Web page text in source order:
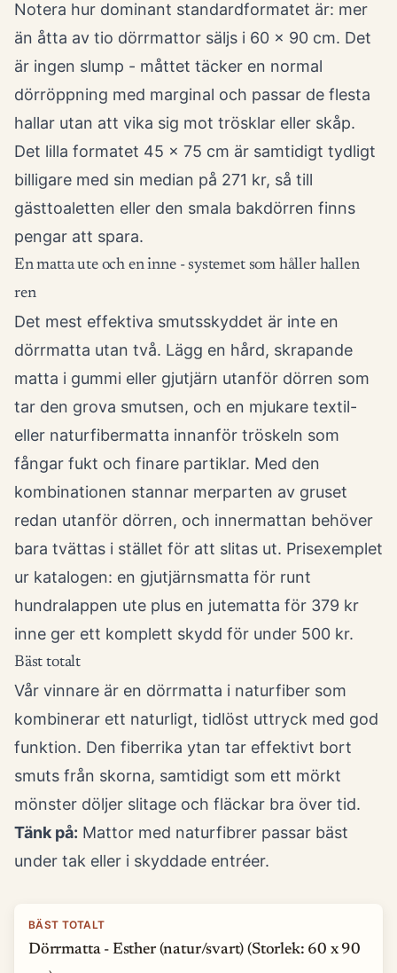
Notera hur dominant standardformatet är: mer
än åtta av tio dörrmattor säljs i 60 x 90 cm. Det
är ingen slump - måttet täcker en normal
dörröppning med marginal och passar de flesta
hallar utan att vika sig mot trösklar eller skåp.
Det lilla formatet 45 x 75 cm är samtidigt tydligt
billigare med sin median på 271 kr, så till
gästtoaletten eller den smala bakdörren finns
pengar att spara.
En matta ute och en inne - systemet som håller hallen
ren
Det mest effektiva smutsskyddet är inte en
dörrmatta utan två. Lägg en hård, skrapande
matta i gummi eller gjutjärn utanför dörren som
tar den grova smutsen, och en mjukare textil-
eller naturfibermatta innanför tröskeln som
fångar fukt och finare partiklar. Med den
kombinationen stannar merparten av gruset
redan utanför dörren, och innermattan behöver
bara tvättas i stället för att slitas ut. Prisexemplet
ur katalogen: en gjutjärnsmatta för runt
hundralappen ute plus en jutematta för 379 kr
inne ger ett komplett skydd för under 500 kr.
Bäst totalt
Vår vinnare är en dörrmatta i naturfiber som
kombinerar ett naturligt, tidlöst uttryck med god
funktion. Den fiberrika ytan tar effektivt bort
smuts från skorna, samtidigt som ett mörkt
mönster döljer slitage och fläckar bra över tid.
Tänk på: Mattor med naturfibrer passar bäst
under tak eller i skyddade entréer.
BÄST TOTALT
Dörrmatta - Esther (natur/svart) (Storlek: 60 x 90